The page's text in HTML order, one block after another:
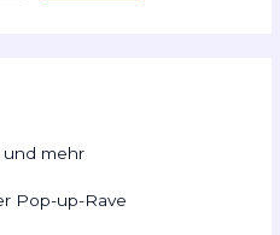
und mehr
Pop-up-Rave